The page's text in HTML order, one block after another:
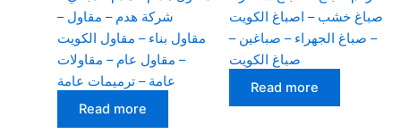
شركة هدم – مقاول –
مقاول بناء – مقاول الكويت
– مقاول عام – مقاولات
عامة – ترميمات عامة
Read more
صباغ خشب – اصباغ الكويت
– صباغ الجهراء – صباغين –
صباغ الكويت
Read more